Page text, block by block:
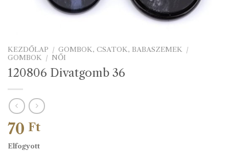
KEZDŐLAP / GOMBOK, CSATOK, BABASZEMEK /
GOMBOK / NŐI
120806 Divatgomb 36
70 Ft
Elfogyott